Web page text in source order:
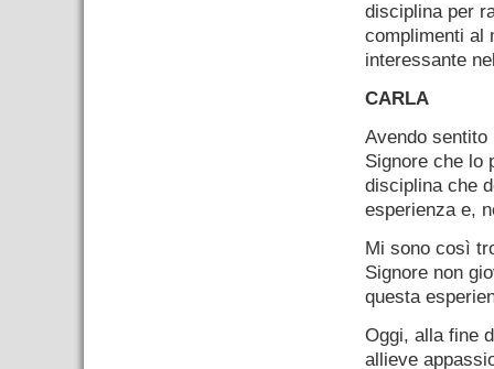
disciplina per
complimenti al
interessante
CARLA
Avendo sentito
Signore che lo
disciplina che
esperienza e,
Mi sono così
Signore non
questa
Oggi, alla fine
allieve